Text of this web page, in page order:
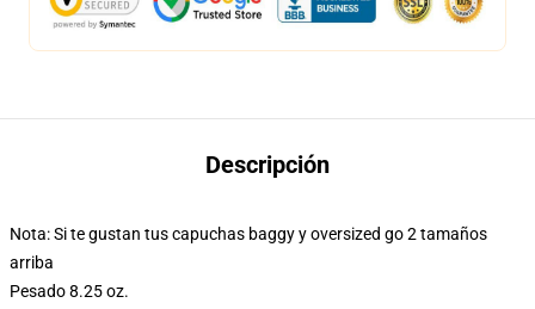
Descripción
Nota: Si te gustan tus capuchas baggy y oversized go 2 tamaños
arriba
Pesado 8.25 oz.